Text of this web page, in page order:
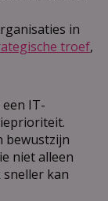
in
troef,
IT-
bewustzijn
niet alleen
kan